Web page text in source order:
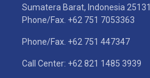
Sumatera Barat, Indonesia 25131
Phone/Fax. +62 751 7053363
Phone/Fax. +62 751 447347
Call Center: +62 821 1485 3939